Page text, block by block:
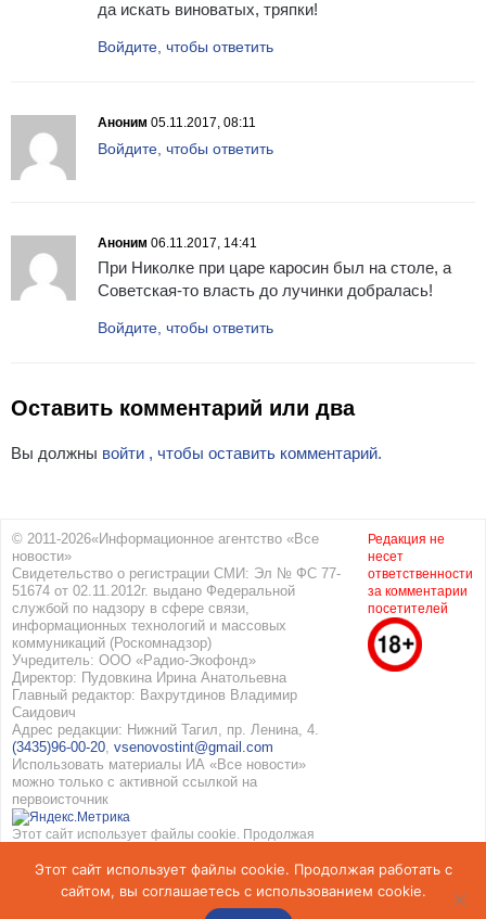
да искать виноватых, тряпки!
Войдите, чтобы ответить
Аноним 05.11.2017, 08:11
Войдите, чтобы ответить
Аноним 06.11.2017, 14:41
При Николке при царе каросин был на столе, а
Советская-то власть до лучинки добралась!
Войдите, чтобы ответить
Оставить комментарий или два
Вы должны войти , чтобы оставить комментарий.
© 2011-2026«Информационное агентство «Все
новости»
Свидетельство о регистрации СМИ: Эл № ФС 77-
51674 от 02.11.2012г. выдано Федеральной
службой по надзору в сфере связи,
информационных технологий и массовых
коммуникаций (Роскомнадзор)
Учредитель: ООО «Радио-Экофонд»
Директор: Пудовкина Ирина Анатольевна
Главный редактор: Вахрутдинов Владимир
Саидович
Адрес редакции: Нижний Тагил, пр. Ленина, 4.
(3435)96-00-20, vsenovostint@gmail.com
Использовать материалы ИА «Все новости»
можно только с активной ссылкой на
первоисточник
Этот сайт использует файлы cookie. Продолжая
использованием cookie. Подробнее вПолитике
конфиденциальностииСоглашение об обработке
персональных данных
Редакция не
несет
ответственности
за комментарии
посетителей
Этот сайт использует файлы cookie. Продолжая работать с
сайтом, вы соглашаетесь с использованием cookie.